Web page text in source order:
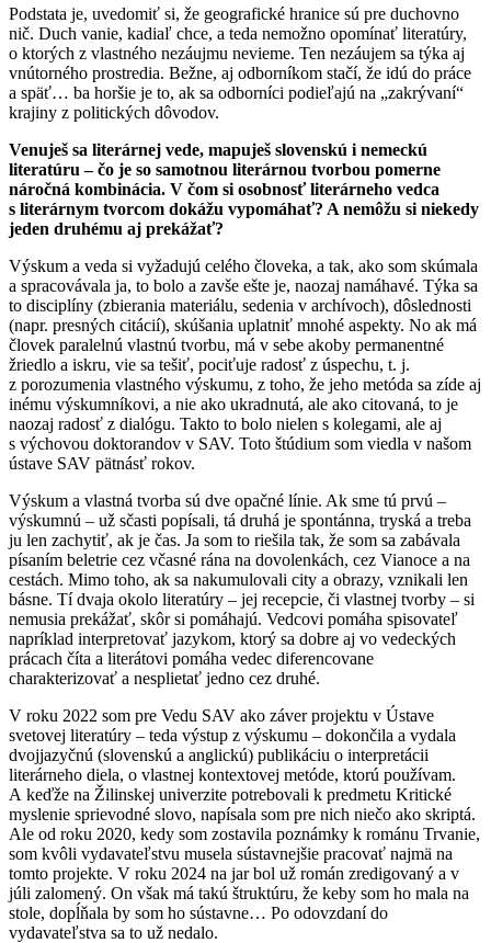
Podstata je, uvedomiť si, že geografické hranice sú pre duchovno
nič. Duch vanie, kadiaľ chce, a teda nemožno opomínať literatúry,
o ktorých z vlastného nezáujmu nevieme. Ten nezáujem sa týka aj
vnútorného prostredia. Bežne, aj odborníkom stačí, že idú do práce
a späť… ba horšie je to, ak sa odborníci podieľajú na „zakrývaní“
krajiny z politických dôvodov.
Venuješ sa literárnej vede, mapuješ slovenskú i nemeckú
literatúru – čo je so samotnou literárnou tvorbou pomerne
náročná kombinácia. V čom si osobnosť literárneho vedca
s literárnym tvorcom dokážu vypomáhať? A nemôžu si niekedy
jeden druhému aj prekážať?
Výskum a veda si vyžadujú celého človeka, a tak, ako som skúmala
a spracovávala ja, to bolo a zavše ešte je, naozaj namáhavé. Týka sa
to disciplíny (zbierania materiálu, sedenia v archívoch), dôslednosti
(napr. presných citácií), skúšania uplatniť mnohé aspekty. No ak má
človek paralelnú vlastnú tvorbu, má v sebe akoby permanentné
žriedlo a iskru, vie sa tešiť, pociťuje radosť z úspechu, t. j.
z porozumenia vlastného výskumu, z toho, že jeho metóda sa zíde aj
inému výskumníkovi, a nie ako ukradnutá, ale ako citovaná, to je
naozaj radosť z dialógu. Takto to bolo nielen s kolegami, ale aj
s výchovou doktorandov v SAV. Toto štúdium som viedla v našom
ústave SAV pätnásť rokov.
Výskum a vlastná tvorba sú dve opačné línie. Ak sme tú prvú –
výskumnú – už sčasti popísali, tá druhá je spontánna, tryská a treba
ju len zachytiť, ak je čas. Ja som to riešila tak, že som sa zabávala
písaním beletrie cez včasné rána na dovolenkách, cez Vianoce a na
cestách. Mimo toho, ak sa nakumulovali city a obrazy, vznikali len
básne. Tí dvaja okolo literatúry – jej recepcie, či vlastnej tvorby – si
nemusia prekážať, skôr si pomáhajú. Vedcovi pomáha spisovateľ
napríklad interpretovať jazykom, ktorý sa dobre aj vo vedeckých
prácach číta a literátovi pomáha vedec diferencovane
charakterizovať a nesplietať jedno cez druhé.
V roku 2022 som pre Vedu SAV ako záver projektu v Ústave
svetovej literatúry – teda výstup z výskumu – dokončila a vydala
dvojjazyčnú (slovenskú a anglickú) publikáciu o interpretácii
literárneho diela, o vlastnej kontextovej metóde, ktorú používam.
A keďže na Žilinskej univerzite potrebovali k predmetu Kritické
myslenie sprievodné slovo, napísala som pre nich niečo ako skriptá.
Ale od roku 2020, kedy som zostavila poznámky k románu Trvanie,
som kvôli vydavateľstvu musela sústavnejšie pracovať najmä na
tomto projekte. V roku 2024 na jar bol už román zredigovaný a v
júli zalomený. On však má takú štruktúru, že keby som ho mala na
stole, dopĺňala by som ho sústavne… Po odovzdaní do
vydavateľstva sa to už nedalo.